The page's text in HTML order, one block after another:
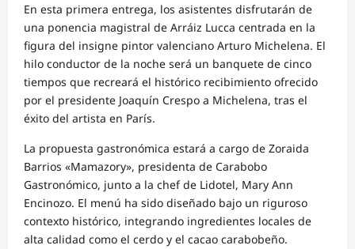
En esta primera entrega, los asistentes disfrutarán de
una ponencia magistral de Arráiz Lucca centrada en la
figura del insigne pintor valenciano Arturo Michelena. El
hilo conductor de la noche será un banquete de cinco
tiempos que recreará el histórico recibimiento ofrecido
por el presidente Joaquín Crespo a Michelena, tras el
éxito del artista en París.
La propuesta gastronómica estará a cargo de Zoraida
Barrios «Mamazory», presidenta de Carabobo
Gastronómico, junto a la chef de Lidotel, Mary Ann
Encinozo. El menú ha sido diseñado bajo un riguroso
contexto histórico, integrando ingredientes locales de
alta calidad como el cerdo y el cacao carabobeño.